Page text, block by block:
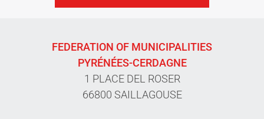
FEDERATION OF MUNICIPALITIES
PYRÉNÉES-CERDAGNE
1 PLACE DEL ROSER
66800 SAILLAGOUSE